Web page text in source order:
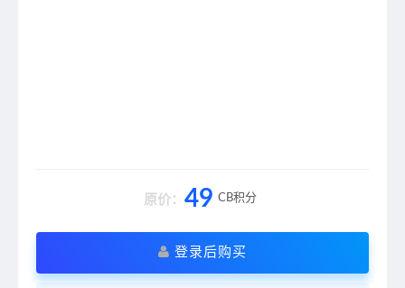
原价： 49 CB积分
登录后购买